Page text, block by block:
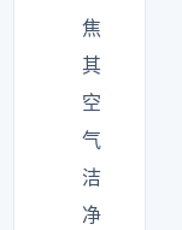
焦
其
空
气
洁
净